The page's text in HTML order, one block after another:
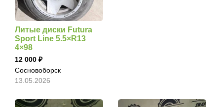
Литые диски Futura
Sport Line 5.5×R13
4×98
12 000
Сосновоборск
13.05.2026